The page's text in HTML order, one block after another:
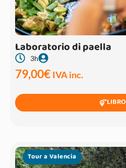
Laboratorio di paella
3h
79,00€ IVA inc.
LIBRO
Tour a Valencia